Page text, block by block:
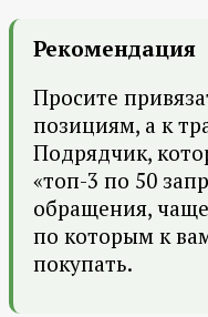
Рекомендация
Просите
позициям, а к
Подрядчик,
«топ-3 по 50
обращения, чаще
по которым к
покупать.